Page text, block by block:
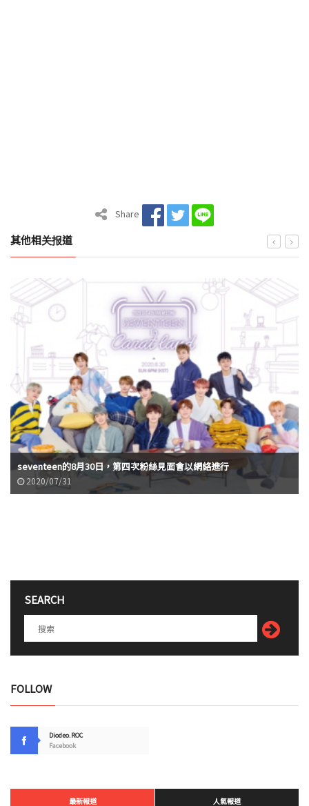
Share
其他相关报道
seventeen的8月30日，第四次粉絲見面會以網絡進行
2020/07/31
SEARCH
FOLLOW
Diodeo.ROC
Facebook
最新報道 人氣報道